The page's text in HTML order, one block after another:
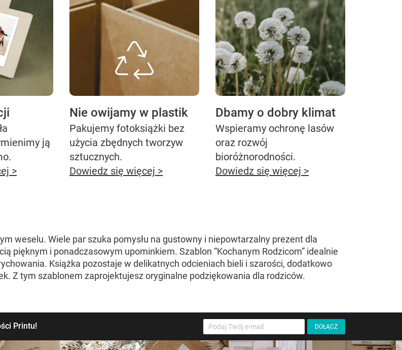
ją
>
Nie owijamy w plastik
Pakujemy fotoksiążki bez
użycia zbędnych tworzyw
sztucznych.
Dowiedz się więcej >
Dbamy o dobry klimat
Wspieramy ochronę lasów
oraz rozwój
bioróżnorodności.
Dowiedz się więcej >
weselu. Wiele par szuka pomysłu na gustowny i niepowtarzalny prezent dla
pięknym i ponadczasowym upominkiem. Szablon “Kochanym Rodzicom” idealnie
Książka pozostaje w delikatnych odcieniach bieli i szarości, dodatkowo
Z tym szablonem zaprojektujesz oryginalne podziękowania dla rodziców.
Printu!